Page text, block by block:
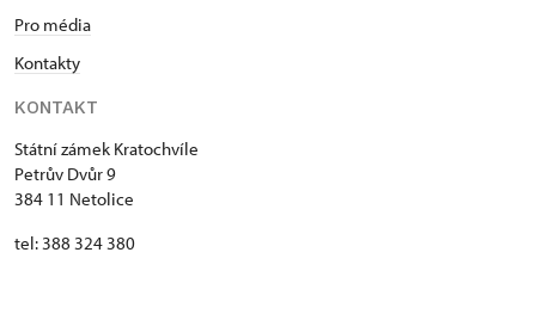
Pro média
Kontakty
KONTAKT
Státní zámek Kratochvíle
Petrův Dvůr 9
384 11 Netolice
tel: 388 324 380